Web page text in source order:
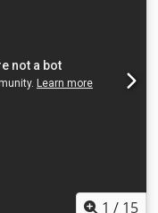
-
-
- Centrale
1: gestuurd 1 / 15